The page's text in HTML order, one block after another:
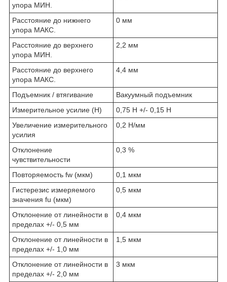
упора МИН.
Расстояние до нижнего
упора МАКС.
0 мм
Расстояние до верхнего
упора МИН.
2,2 мм
Расстояние до верхнего
упора МАКС.
4,4 мм
Подъемник / втягивание
Вакуумный подъемник
Измерительное усилие (Н)
0,75 Н +/- 0,15 Н
Увеличение измерительного
усилия
0,2 Н/мм
Отклонение
чувствительности
0,3 %
Повторяемость fw (мкм)
0,1 мкм
Гистерезис измеряемого
значения fu (мкм)
0,5 мкм
Отклонение от линейности в
пределах +/- 0,5 мм
0,4 мкм
Отклонение от линейности в
пределах +/- 1,0 мм
1,5 мкм
Отклонение от линейности в
пределах +/- 2,0 мм
3 мкм